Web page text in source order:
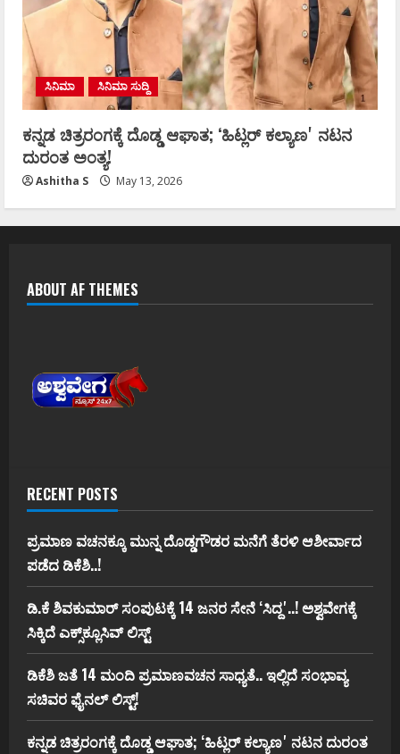
ಸಿನಿಮಾ ಸಿನಿಮಾ ಸುದ್ದಿ
ಕನ್ನಡ ಚಿತ್ರರಂಗಕ್ಕೆ ದೊಡ್ಡ ಆಘಾತ; ʻಹಿಟ್ಲರ್ ಕಲ್ಯಾಣʼ ನಟನ
ದುರಂತ ಅಂತ್ಯ!
Ashitha S May 13, 2026
ABOUT AF THEMES
RECENT POSTS
ಪ್ರಮಾಣ ವಚನಕ್ಕೂ ಮುನ್ನ ದೊಡ್ಡಗೌಡರ ಮನೆಗೆ ತೆರಳಿ ಆಶೀರ್ವಾದ
ಪಡೆದ ಡಿಕೆಶಿ..!
ಡಿ.ಕೆ ಶಿವಕುಮಾರ್‌ ಸಂಪುಟಕ್ಕೆ 14 ಜನರ ಸೇನೆ ʻಸಿದ್ದʼ..! ಅಶ್ವವೇಗಕ್ಕೆ
ಸಿಕ್ಕಿದೆ ಎಕ್ಸ್‌ಕ್ಲೂಸಿವ್‌ ಲಿಸ್ಟ್‌
ಡಿಕೆಶಿ ಜತೆ 14 ಮಂದಿ ಪ್ರಮಾಣವಚನ ಸಾಧ್ಯತೆ.. ಇಲ್ಲಿದೆ ಸಂಭಾವ್ಯ
ಸಚಿವರ ಫೈನಲ್ ಲಿಸ್ಟ್‌!
ಕನ್ನಡ ಚಿತ್ರರಂಗಕ್ಕೆ ದೊಡ್ಡ ಆಘಾತ; ʻಹಿಟ್ಲರ್ ಕಲ್ಯಾಣʼ ನಟನ ದುರಂತ